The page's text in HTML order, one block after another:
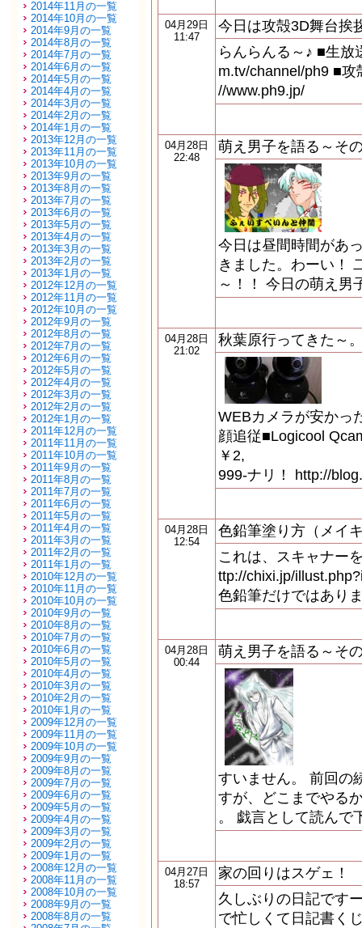
2014年11月の一覧
2014年10月の一覧
2014年9月の一覧
2014年8月の一覧
2014年7月の一覧
2014年6月の一覧
2014年5月の一覧
2014年4月の一覧
2014年3月の一覧
2014年2月の一覧
2014年1月の一覧
2013年12月の一覧
2013年11月の一覧
2013年10月の一覧
2013年9月の一覧
2013年8月の一覧
2013年7月の一覧
2013年6月の一覧
2013年5月の一覧
2013年4月の一覧
2013年3月の一覧
2013年2月の一覧
2013年1月の一覧
2012年12月の一覧
2012年11月の一覧
2012年10月の一覧
2012年9月の一覧
2012年8月の一覧
2012年7月の一覧
2012年6月の一覧
2012年5月の一覧
2012年4月の一覧
2012年3月の一覧
2012年2月の一覧
2012年1月の一覧
2011年12月の一覧
2011年11月の一覧
2011年10月の一覧
2011年9月の一覧
2011年8月の一覧
2011年7月の一覧
2011年6月の一覧
2011年5月の一覧
2011年4月の一覧
2011年3月の一覧
2011年2月の一覧
2011年1月の一覧
2010年12月の一覧
2010年11月の一覧
2010年10月の一覧
2010年9月の一覧
2010年8月の一覧
2010年7月の一覧
2010年6月の一覧
2010年5月の一覧
2010年4月の一覧
2010年3月の一覧
2010年2月の一覧
2010年1月の一覧
2009年12月の一覧
2009年11月の一覧
2009年10月の一覧
2009年9月の一覧
2009年8月の一覧
2009年7月の一覧
2009年6月の一覧
2009年5月の一覧
2009年4月の一覧
2009年3月の一覧
2009年2月の一覧
2009年1月の一覧
2008年12月の一覧
2008年11月の一覧
2008年10月の一覧
2008年9月の一覧
2008年8月の一覧
04月29日
11:47
今日は攻殻3D舞台挨
らんらんる～♪ ■生放
m.tv/channel/ph9 ■
//www.ph9.jp/
04月28日
22:48
萌え男子を語る～そ
今日は昼間時間があ
きました。わーい！
～！！ 今日の萌え男
04月28日
21:02
秋葉原行ってきた～
WEBカメラが安かっ
顔追従■Logicool
￥2,
999-ナリ！ http://
04月28日
12:54
色鉛筆塗り方（メイ
これは、スキャナー
ttp://chixi.jp/
色鉛筆だけではあり
04月28日
00:44
萌え男子を語る～そ
すいません。 前回の
すが、どこまでやる
。 戯言として読んで
04月27日
18:57
家の回りはスゲェ！
久しぶりの日記です
で忙しくて日記書く